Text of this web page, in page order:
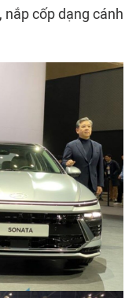
cốp dạng cánh